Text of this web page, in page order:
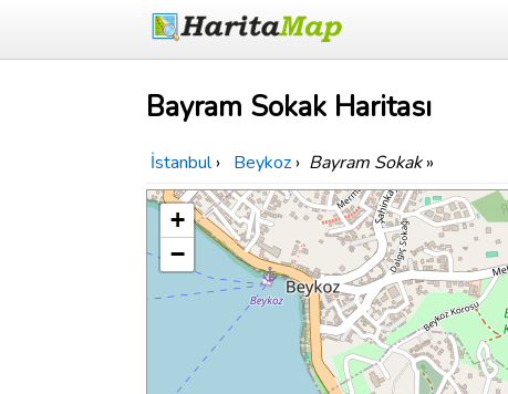
Bayram Sokak Haritası
İstanbul › Beykoz › Bayram Sokak»
+
−